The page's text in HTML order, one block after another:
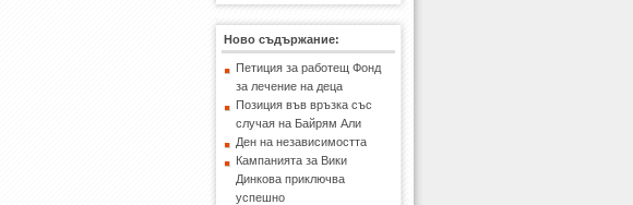
Ново съдържание:
Петиция за работещ Фонд
за лечение на деца
Позиция във връзка със
случая на Байрям Али
Ден на независимостта
Кампанията за Вики
Динкова приключва
успешно